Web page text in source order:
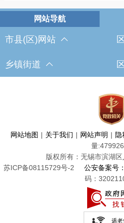
市县(区)网站
乡镇街道
网站地图 | 关于我们 | 网站声明 |
量:
版权所有：无锡市滨湖
苏ICP备08115729号-2
公安备案号
码：